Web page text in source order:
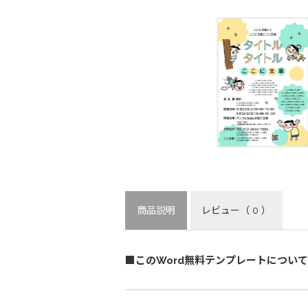
商品説明 レビュー （ 0 ）
■このWord無料テンプレートについて